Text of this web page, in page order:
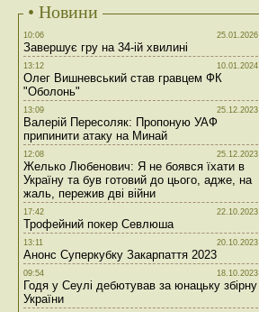
• Новини
10:06 25.01.2026
Завершує гру на 34-ій хвилині
13:12 10.01.2024
Олег Вишневський став гравцем ФК
"Оболонь"
13:09 25.12.2023
Валерій Пересоляк: Пропоную УАФ
припинити атаку на Минай
12:08 25.12.2023
Желько Любенович: Я не боявся їхати в
Україну та був готовий до цього, адже, на
жаль, пережив дві війни
17:42 22.10.2023
Трофейний покер Севлюша
13:11 20.10.2023
Анонс Суперкубку Закарпаття 2023
09:54 18.10.2023
Годя у Сеулі дебютував за юнацьку збірну
України